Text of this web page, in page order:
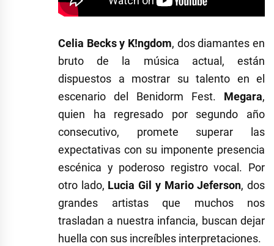
Celia Becks y K!ngdom, dos diamantes en
bruto de la música actual, están
dispuestos a mostrar su talento en el
escenario del Benidorm Fest. Megara,
quien ha regresado por segundo año
consecutivo, promete superar las
expectativas con su imponente presencia
escénica y poderoso registro vocal. Por
otro lado, Lucia Gil y Mario Jeferson, dos
grandes artistas que muchos nos
trasladan a nuestra infancia, buscan dejar
huella con sus increíbles interpretaciones.